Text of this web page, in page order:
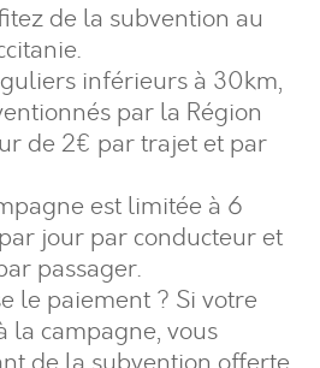
de la subvention au
inférieurs à 30km,
par la Région
de 2€ par trajet et par
est limitée à 6
jour par conducteur et
passager.
le paiement ? Si votre
la campagne, vous